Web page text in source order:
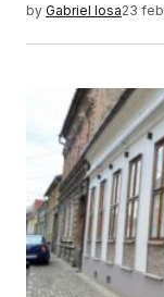
by Gabriel Iosa23